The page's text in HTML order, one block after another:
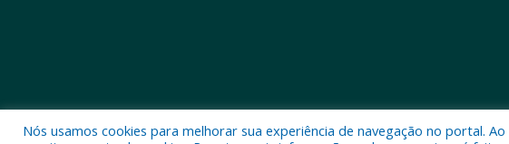
Nós usamos cookies para melhorar sua experiência de navegação no portal.